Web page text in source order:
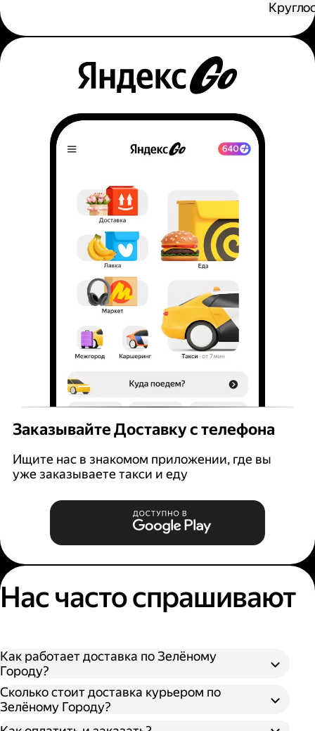
Заказывайте Доставку с телефона
Ищите нас в знакомом приложении, где вы
уже заказываете такси и еду
Нас часто спрашивают
Как работает доставка по Зелёному
Городу?
Сколько стоит доставка курьером по
Зелёному Городу?